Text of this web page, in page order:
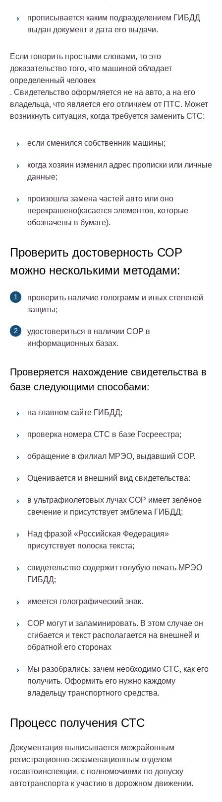
прописывается каким подразделением ГИБДД
выдан документ и дата его выдачи.
Если говорить простыми словами, то это
доказательство того, что машиной обладает
определенный человек
. Свидетельство оформляется не на авто, а на его
владельца, что является его отличием от ПТС. Может
возникнуть ситуация, когда требуется заменить СТС:
если сменился собственник машины;
когда хозяин изменил адрес прописки или личные
данные;
произошла замена частей авто или оно
перекрашено(касается элементов, которые
обозначены в бумаге).
Проверить достоверность СОР
можно несколькими методами:
проверить наличие голограмм и иных степеней
защиты;
удостовериться в наличии СОР в
информационных базах.
Проверяется нахождение свидетельства в
базе следующими способами:
на главном сайте ГИБДД;
проверка номера СТС в базе Госреестра;
обращение в филиал МРЭО, выдавший СОР.
Оценивается и внешний вид свидетельства:
в ультрафиолетовых лучах СОР имеет зелёное
свечение и присутствует эмблема ГИБДД;
Над фразой «Российская Федерация»
присутствует полоска текста;
свидетельство содержит голубую печать МРЭО
ГИБДД;
имеется голографический знак.
СОР могут и заламинировать. В этом случае он
сгибается и текст располагается на внешней и
обратной его сторонах
Мы разобрались: зачем необходимо СТС, как его
получить. Оформить его нужно каждому
владельцу транспортного средства.
Процесс получения СТС
Документация выписывается межрайонным
регистрационно-экзаменационным отделом
госавтоинспекции, с полномочиями по допуску
автотранспорта к участию в дорожном движении.